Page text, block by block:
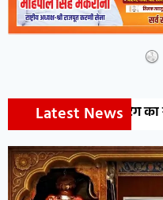
Latest News
का रंग होगा भगवा